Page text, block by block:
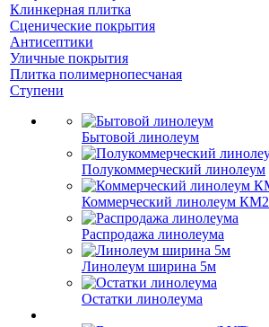
Клинкерная плитка
Сценические покрытия
Антисептики
Уличные покрытия
Плитка полимернопесчаная
Ступени
Бытовой линолеум
Полукоммерческий линолеум
Коммерческий линолеум КМ2
Распродажа линолеума
Линолеум ширина 5м
Остатки линолеума